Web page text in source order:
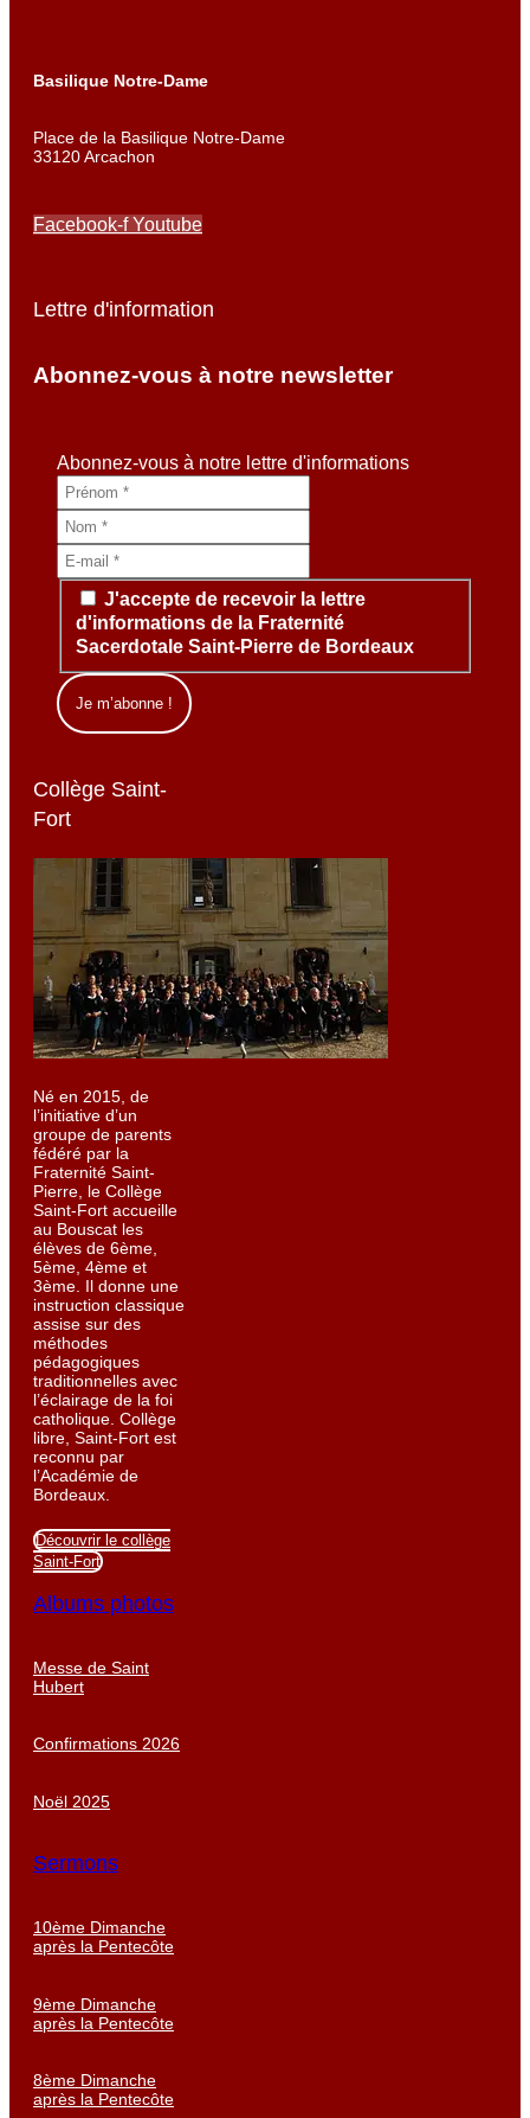
Basilique Notre-Dame
Place de la Basilique Notre-Dame
33120 Arcachon
Facebook-f Youtube
Lettre d'information
Abonnez-vous à notre newsletter
Abonnez-vous à notre lettre d'informations
J'accepte de recevoir la lettre
d'informations de la Fraternité
Sacerdotale Saint-Pierre de Bordeaux
Collège Saint-
Fort
Né en 2015, de
l’initiative d’un
groupe de parents
fédéré par la
Fraternité Saint-
Pierre, le Collège
Saint-Fort accueille
au Bouscat les
élèves de 6ème,
5ème, 4ème et
3ème. Il donne une
instruction classique
assise sur des
méthodes
pédagogiques
traditionnelles avec
l’éclairage de la foi
catholique. Collège
libre, Saint-Fort est
reconnu par
l’Académie de
Bordeaux.
Découvrir le collège
Saint-Fort
Albums photos
Messe de Saint
Hubert
Confirmations 2026
Noël 2025
Sermons
10ème Dimanche
après la Pentecôte
9ème Dimanche
après la Pentecôte
8ème Dimanche
après la Pentecôte